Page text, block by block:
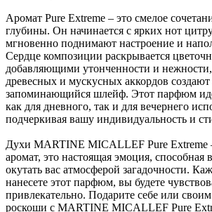
Аромат Pure Extreme – это смелое
глубины. Он начинается с ярких нот
мгновенно поднимают настроение и
Сердце композиции раскрывается
добавляющими утонченности и
древесных и мускусных аккордов
запоминающийся шлейф. Этот парфюм
как для дневного, так и для вечернего
подчеркивая вашу индивидуальность и
Духи MARTINE MICALLEF Pure Extreme
аромат, это настоящая эмоция, способная
окутать вас атмосферой загадочности.
нанесете этот парфюм, вы будете
привлекательно. Подарите себе или
роскоши с MARTINE MICALLEF Pure